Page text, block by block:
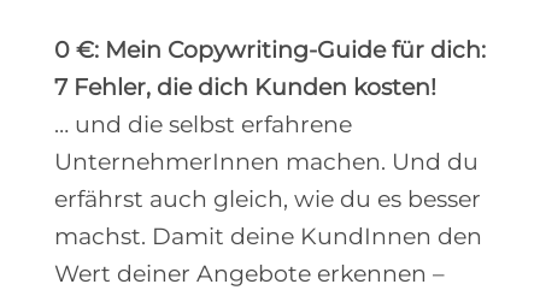
0 €: Mein Copywriting-Guide für dich:
7 Fehler, die dich Kunden kosten!
… und die selbst erfahrene
UnternehmerInnen machen. Und du
erfährst auch gleich, wie du es besser
machst. Damit deine KundInnen den
Wert deiner Angebote erkennen –